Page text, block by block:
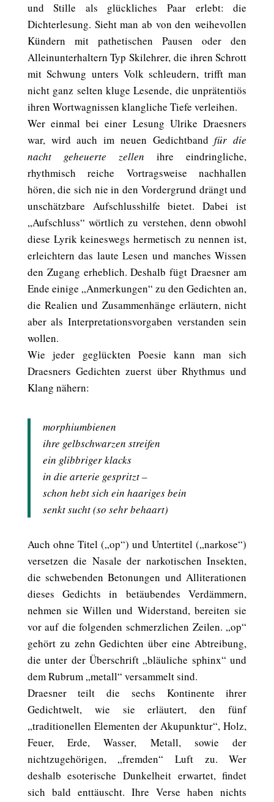
und Stille als glückliches Paar erlebt: die
Dichterlesung. Sieht man ab von den weihevollen
Kündern mit pathetischen Pausen oder den
Alleinunterhaltern Typ Skilehrer, die ihren Schrott
mit Schwung unters Volk schleudern, trifft man
nicht ganz selten kluge Lesende, die unprätentiös
ihren Wortwagnissen klangliche Tiefe verleihen.
Wer einmal bei einer Lesung Ulrike Draesners
war, wird auch im neuen Gedichtbandfür die
nacht geheuerte zellen ihre eindringliche,
rhythmisch reiche Vortragsweise nachhallen
hören, die sich nie in den Vordergrund drängt und
unschätzbare Aufschlusshilfe bietet. Dabei ist
„Aufschluss“ wörtlich zu verstehen, denn obwohl
diese Lyrik keineswegs hermetisch zu nennen ist,
erleichtern das laute Lesen und manches Wissen
den Zugang erheblich. Deshalb fügt Draesner am
Ende einige „Anmerkungen“ zu den Gedichten an,
die Realien und Zusammenhänge erläutern, nicht
aber als Interpretationsvorgaben verstanden sein
wollen.
Wie jeder geglückten Poesie kann man sich
Draesners Gedichten zuerst über Rhythmus und
Klang nähern:
morphiumbienen
ihre gelbschwarzen streifen
ein glibbriger klacks
in die arterie gespritzt –
schon hebt sich ein haariges bein
senkt sucht (so sehr behaart)
Auch ohne Titel („op“) und Untertitel („narkose“)
versetzen die Nasale der narkotischen Insekten,
die schwebenden Betonungen und Alliterationen
dieses Gedichts in betäubendes Verdämmern,
nehmen sie Willen und Widerstand, bereiten sie
vor auf die folgenden schmerzlichen Zeilen. „op“
gehört zu zehn Gedichten über eine Abtreibung,
die unter der Überschrift „bläuliche sphinx“ und
dem Rubrum „metall“ versammelt sind.
Draesner teilt die sechs Kontinente ihrer
Gedichtwelt, wie sie erläutert, den fünf
„traditionellen Elementen der Akupunktur“, Holz,
Feuer, Erde, Wasser, Metall, sowie der
nichtzugehörigen, „fremden“ Luft zu. Wer
deshalb esoterische Dunkelheit erwartet, findet
sich bald enttäuscht. Ihre Verse haben nichts